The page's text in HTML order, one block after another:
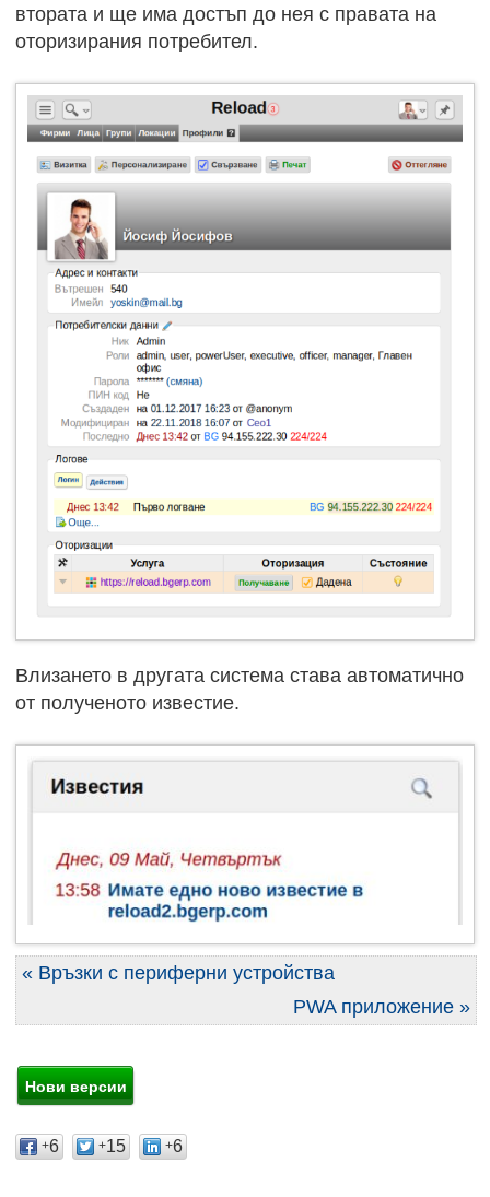
втората и ще има достъп до нея с правата на
оторизирания потребител.
Влизането в другата система става автоматично
от полученото известие.
« Връзки с периферни устройства
PWA приложение »
+6 +15 +6